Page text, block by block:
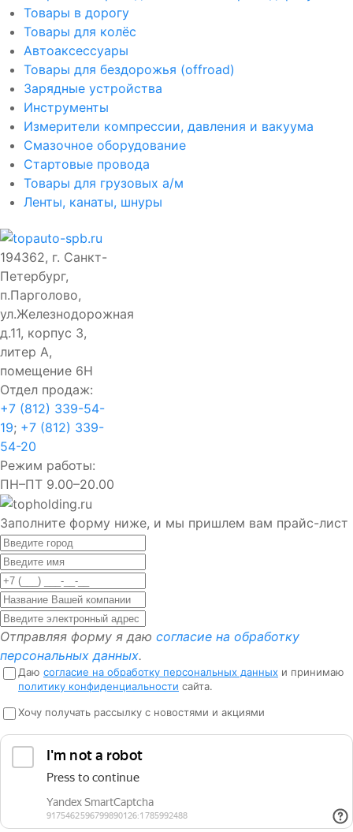
Товары в дорогу
Товары для колёс
Автоаксессуары
Товары для бездорожья (offroad)
Зарядные устройства
Инструменты
Измерители компрессии, давления и вакуума
Смазочное оборудование
Стартовые провода
Товары для грузовых а/м
Ленты, канаты, шнуры
194362, г. Санкт-
Петербург,
п.Парголово,
ул.Железнодорожная
д.11, корпус 3,
литер А,
помещение 6Н
Отдел продаж:
+7 (812) 339-54-
19; +7 (812) 339-
54-20
Режим работы:
ПН–ПТ 9.00–20.00
Заполните форму ниже, и мы пришлем вам прайс-лист
Отправляя форму я даю согласие на обработку
персональных данных.
Даю согласие на обработку персональных данных и принимаю
политику конфиденциальности сайта.
Хочу получать рассылку с новостями и акциями